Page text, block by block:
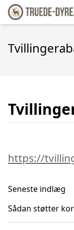
https://
Seneste indlæg
Sådan støtter